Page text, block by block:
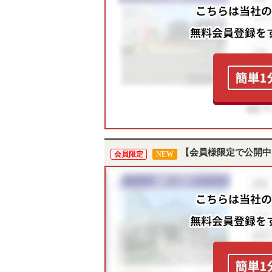
会員限定 NEW 【会員様限定で公開